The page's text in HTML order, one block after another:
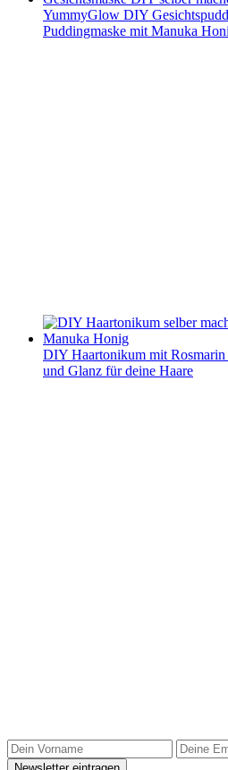
YummyGlow DIY
Puddingmaske mit Manuka
DIY Haartonikum mit
und Glanz für deine Haare